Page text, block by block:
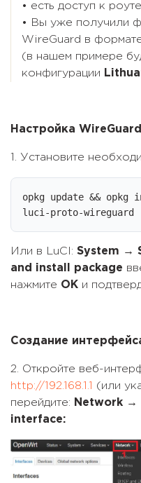
• есть доступ к
• Вы уже получили
WireGuard в
(в нашем примере
конфигурации
Настройка
1. Установите
opkg update &&
luci-proto-wireguard
Или в LuCI: System →
and install package
нажмите OK и
Создание
2. Откройте веб-
http://192.168.1.1
(или
перейдите: Network →
interface: